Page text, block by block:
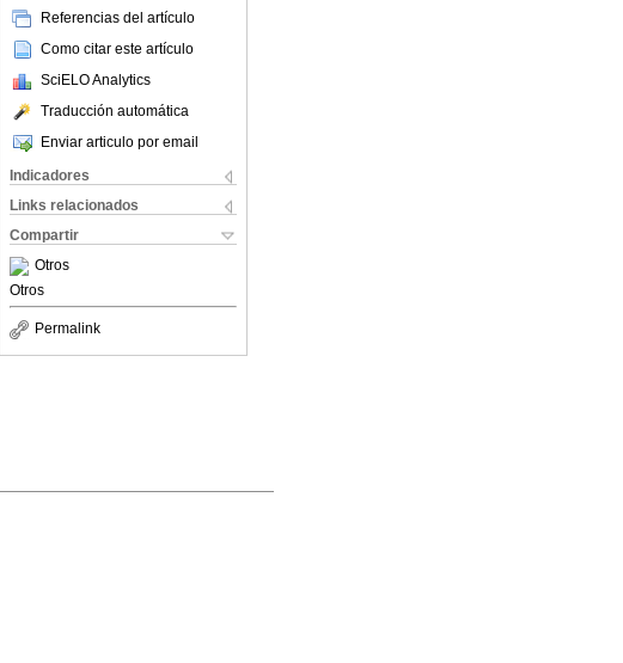
Referencias del artículo
Como citar este artículo
SciELO Analytics
Traducción automática
Enviar articulo por email
Indicadores
Links relacionados
Compartir
Otros
Otros
Permalink